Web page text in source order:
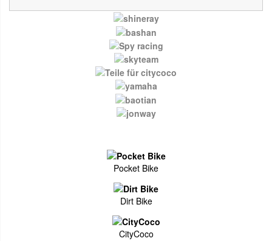
Pocket Bike
Dirt Bike
CityCoco